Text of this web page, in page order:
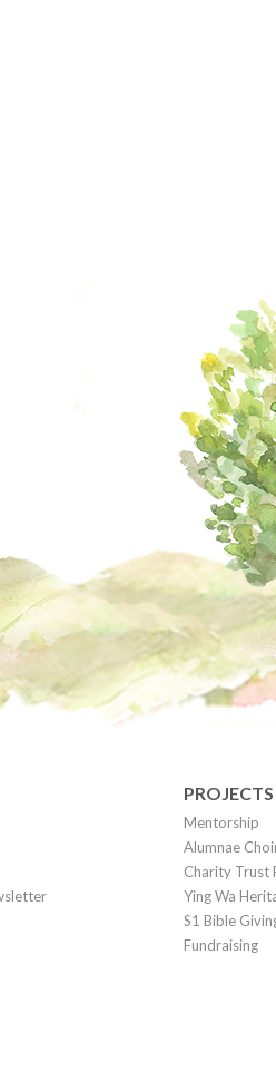
PROJECTS
Mentorship
Alumnae
Charity Trust
Ying Wa
S1 Bible
Fundraising